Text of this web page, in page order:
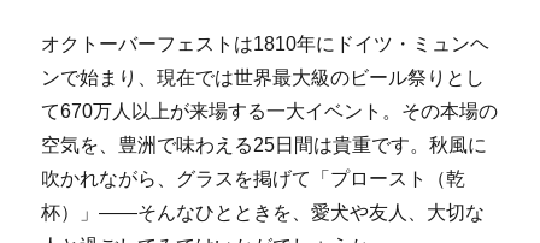
オクトーバーフェストは1810年にドイツ・ミュンヘ
ンで始まり、現在では世界最大級のビール祭りとし
て670万人以上が来場する一大イベント。その本場の
空気を、豊洲で味わえる25日間は貴重です。秋風に
吹かれながら、グラスを掲げて「プロースト（乾
杯）」――そんなひとときを、愛犬や友人、大切な